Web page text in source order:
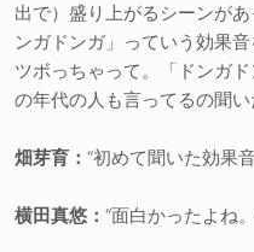
出で）盛り上がるシーンが
ンガドンガ」っていう効果
ツボっちゃって。「ドンガ
の年代の人も言ってるの聞
畑芽育： “初めて聞いた効果
横田真悠： “面白かったよね